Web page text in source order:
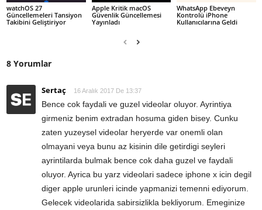
watchOS 27
Güncellemeleri Tansiyon
Takibini Geliştiriyor
Apple Kritik macOS
Güvenlik Güncellemesi
Yayınladı
WhatsApp Ebeveyn
Kontrolü iPhone
Kullanıcılarına Geldi
8 Yorumlar
Sertaç 16 Aralık 2017 De 13:37
Bence cok faydali ve guzel videolar oluyor. Ayrintiya
girmeniz benim extradan hosuma giden bisey. Cunku
zaten yuzeysel videolar heryerde var onemli olan
olmayani veya bunu az kisinin dile getirdigi seyleri
ayrintilarda bulmak bence cok daha guzel ve faydali
oluyor. Ayrica bu yarz videolari sadece iphone x icin degil
diger apple urunleri icinde yapmanizi temenni ediyorum.
Gelecek videolarida sabirsizlikla bekliyorum. Emeginize